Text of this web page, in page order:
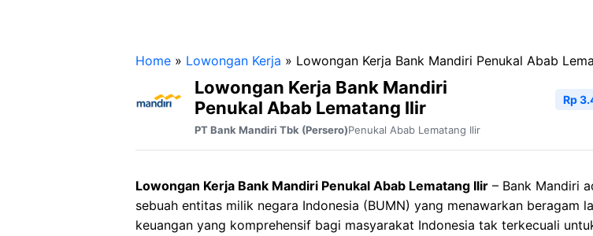
Home » Lowongan Kerja » Lowongan Kerja Bank Mandiri Penukal Abab
Lowongan Kerja Bank Mandiri
Penukal Abab Lematang Ilir
PT Bank Mandiri Tbk (Persero)Penukal Abab Lematang Ilir
Rp
Lowongan Kerja Bank Mandiri Penukal Abab Lematang Ilir – Bank Mandiri
sebuah entitas milik negara Indonesia (BUMN) yang menawarkan beragam
keuangan yang komprehensif bagi masyarakat Indonesia tak terkecuali